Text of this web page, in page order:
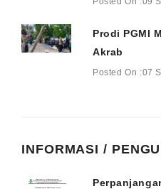
Prodi PGMI
Akrab
Posted On :07
INFORMASI /